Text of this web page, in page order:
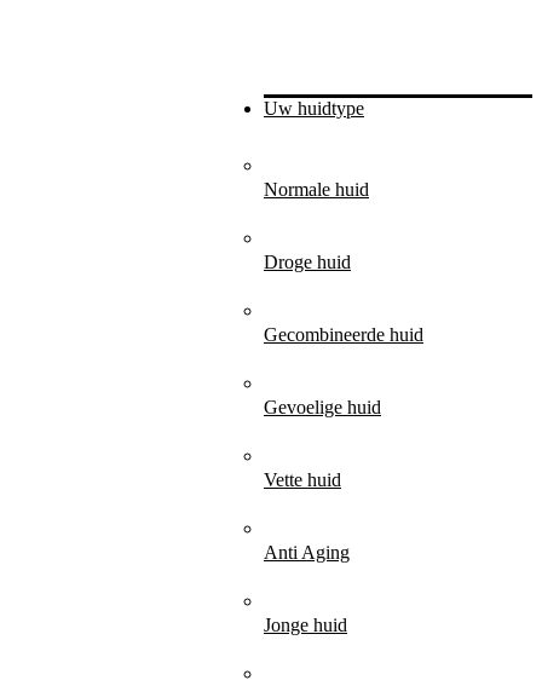
Uw huidtype
Normale huid
Droge huid
Gecombineerde huid
Gevoelige huid
Vette huid
Anti Aging
Jonge huid